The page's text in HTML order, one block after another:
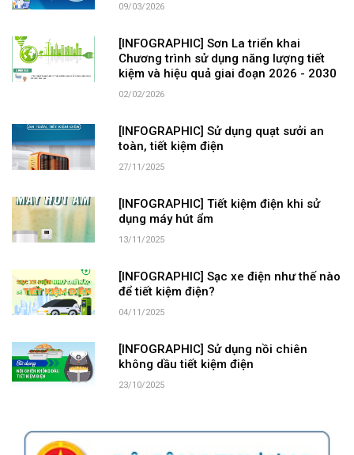
09/03/2026
[INFOGRAPHIC] Sơn La triển khai
Chương trình sử dụng năng lượng tiết
kiệm và hiệu quả giai đoạn 2026 - 2030
02/02/2026
[INFOGRAPHIC] Sử dụng quạt sưởi an
toàn, tiết kiệm điện
27/11/2025
[INFOGRAPHIC] Tiết kiệm điện khi sử
dụng máy hút ẩm
13/11/2025
[INFOGRAPHIC] Sạc xe điện như thế nào
để tiết kiệm điện?
04/11/2025
[INFOGRAPHIC] Sử dụng nồi chiên
không dầu tiết kiệm điện
23/10/2025